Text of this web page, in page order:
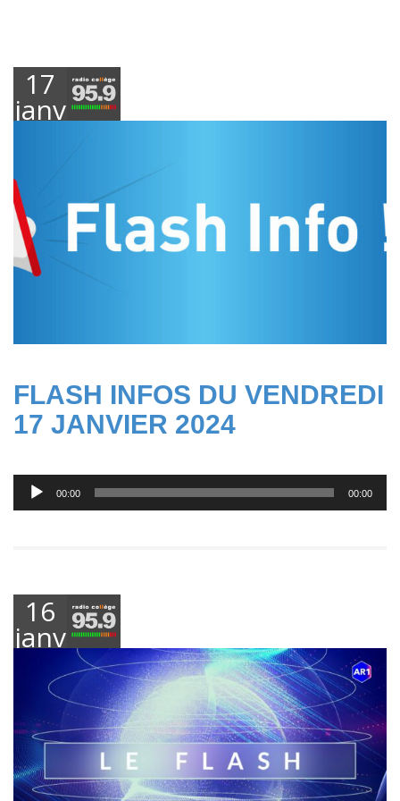
17
janvier
FLASH INFOS DU VENDREDI
17 JANVIER 2024
Lecteur
audio
00:00 00:00
16
janvier
2025